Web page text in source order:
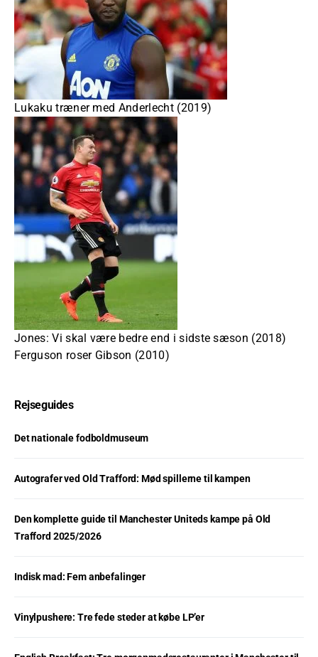
Lukaku træner med Anderlecht (2019)
Jones: Vi skal være bedre end i sidste sæson (2018)
Ferguson roser Gibson (2010)
Rejseguides
Det nationale fodboldmuseum
Autografer ved Old Trafford: Mød spillerne til kampen
Den komplette guide til Manchester Uniteds kampe på Old
Trafford 2025/2026
Indisk mad: Fem anbefalinger
Vinylpushere: Tre fede steder at købe LP’er